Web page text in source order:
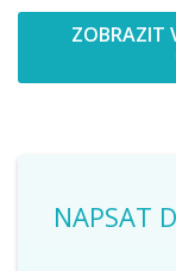
ZOBRAZIT
NAPSAT